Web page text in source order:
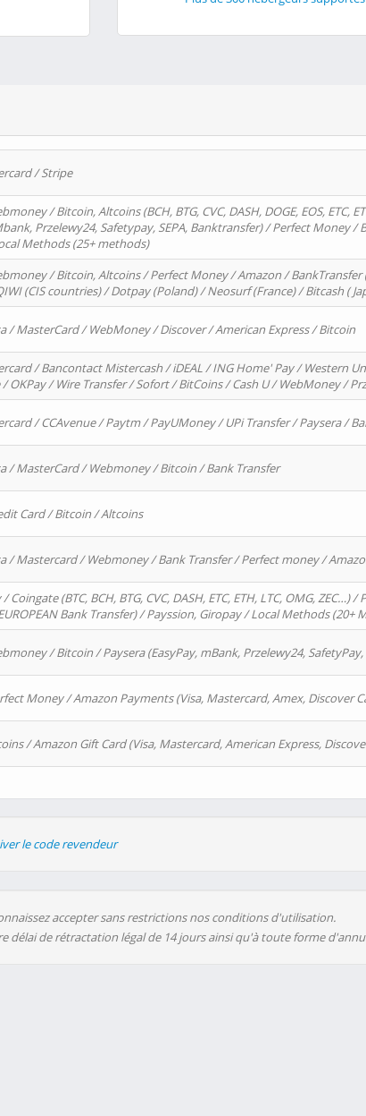
/ Stripe
/ Bitcoin, Altcoins (BCH, BTG, CVC, DASH, DOGE, EOS, ETC,
Przelewy24, Safetypay, SEPA, Banktransfer) / Perfect Money /
Methods (25+ methods)
/ Bitcoin, Altcoins / Perfect Money / Amazon /
(CIS countries) / Dotpay (Poland) / Neosurf (France) / Bitcash (
/ MasterCard / WebMoney / Discover / American Express / Bitcoin
/ Bancontact Mistercash / iDEAL / ING Home' Pay / Western
/ OKPay / Wire Transfer / Sofort / BitCoins / Cash U / WebMoney /
/ CCAvenue / Paytm / PayUMoney / UPi Transfer / Paysera /
/ MasterCard / Webmoney / Bitcoin / Bank Transfer
Card / Bitcoin / Altcoins
/ Mastercard / Webmoney / Bank Transfer / Perfect money /
Coingate (BTC, BCH, BTG, CVC, DASH, ETC, ETH, LTC, OMG, ZEC…)
Bank Transfer) / Payssion, Giropay / Local Methods (20+
/ Bitcoin / Paysera (EasyPay, mBank, Przelewy24,
Money / Amazon Payments (Visa, Mastercard, Amex, Discover
/ Amazon Gift Card (Visa, Mastercard, American Express,
le code revendeur
accepter sans restrictions nos conditions d'utilisation.
délai de rétractation légal de 14 jours ainsi qu'à toute forme